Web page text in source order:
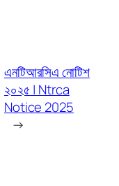
এনটিআরসিএ নোটিশ
২০২৫ | Ntrca
Notice 2025
→